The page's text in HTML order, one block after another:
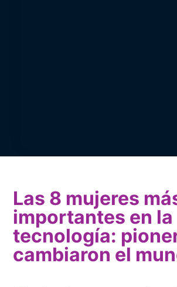
Las 8 mujeres
importantes en la
tecnología:
cambiaron el